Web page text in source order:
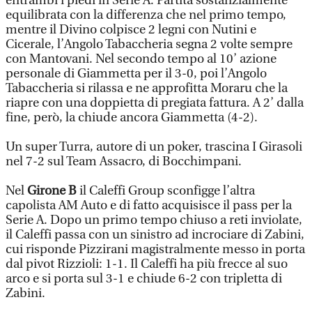
equilibrata con la differenza che nel primo tempo,
mentre il Divino colpisce 2 legni con Nutini e
Cicerale, l’Angolo Tabaccheria segna 2 volte sempre
con Mantovani. Nel secondo tempo al 10’ azione
personale di Giammetta per il 3-0, poi l’Angolo
Tabaccheria si rilassa e ne approfitta Moraru che la
riapre con una doppietta di pregiata fattura. A 2’ dalla
fine, però, la chiude ancora Giammetta (4-2).
Un super Turra, autore di un poker, trascina I Girasoli
nel 7-2 sul Team Assacro, di Bocchimpani.
NelGirone Bil Caleffi Group sconfigge l’altra
capolista AM Auto e di fatto acquisisce il pass per la
Serie A. Dopo un primo tempo chiuso a reti inviolate,
il Caleffi passa con un sinistro ad incrociare di Zabini,
cui risponde Pizzirani magistralmente messo in porta
dal pivot Rizzioli: 1-1. Il Caleffi ha più frecce al suo
arco e si porta sul 3-1 e chiude 6-2 con tripletta di
Zabini.